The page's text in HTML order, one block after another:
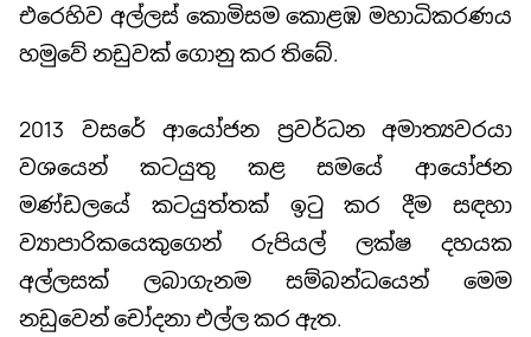
එරෙහිව අල්ලස් කොමිසම කොළඹ මහාධිකරණය
හමුවේ නඩුවක් ගොනු කර තිබේ.
2013 වසරේ ආයෝජන ප්‍රවර්ධන අමාත්‍යවරයා
වශයෙන් කටයුතු කළ සමයේ ආයෝජන
මණ්ඩලයේ කටයුත්තක් ඉටු කර දීම සඳහා
ව්‍යාපාරිකයෙකුගෙන් රුපියල් ලක්ෂ දහයක
අල්ලසක් ලබාගැනම සම්බන්ධයෙන් මෙම
නඩුවෙන් චෝදනා එල්ල කර ඇත.